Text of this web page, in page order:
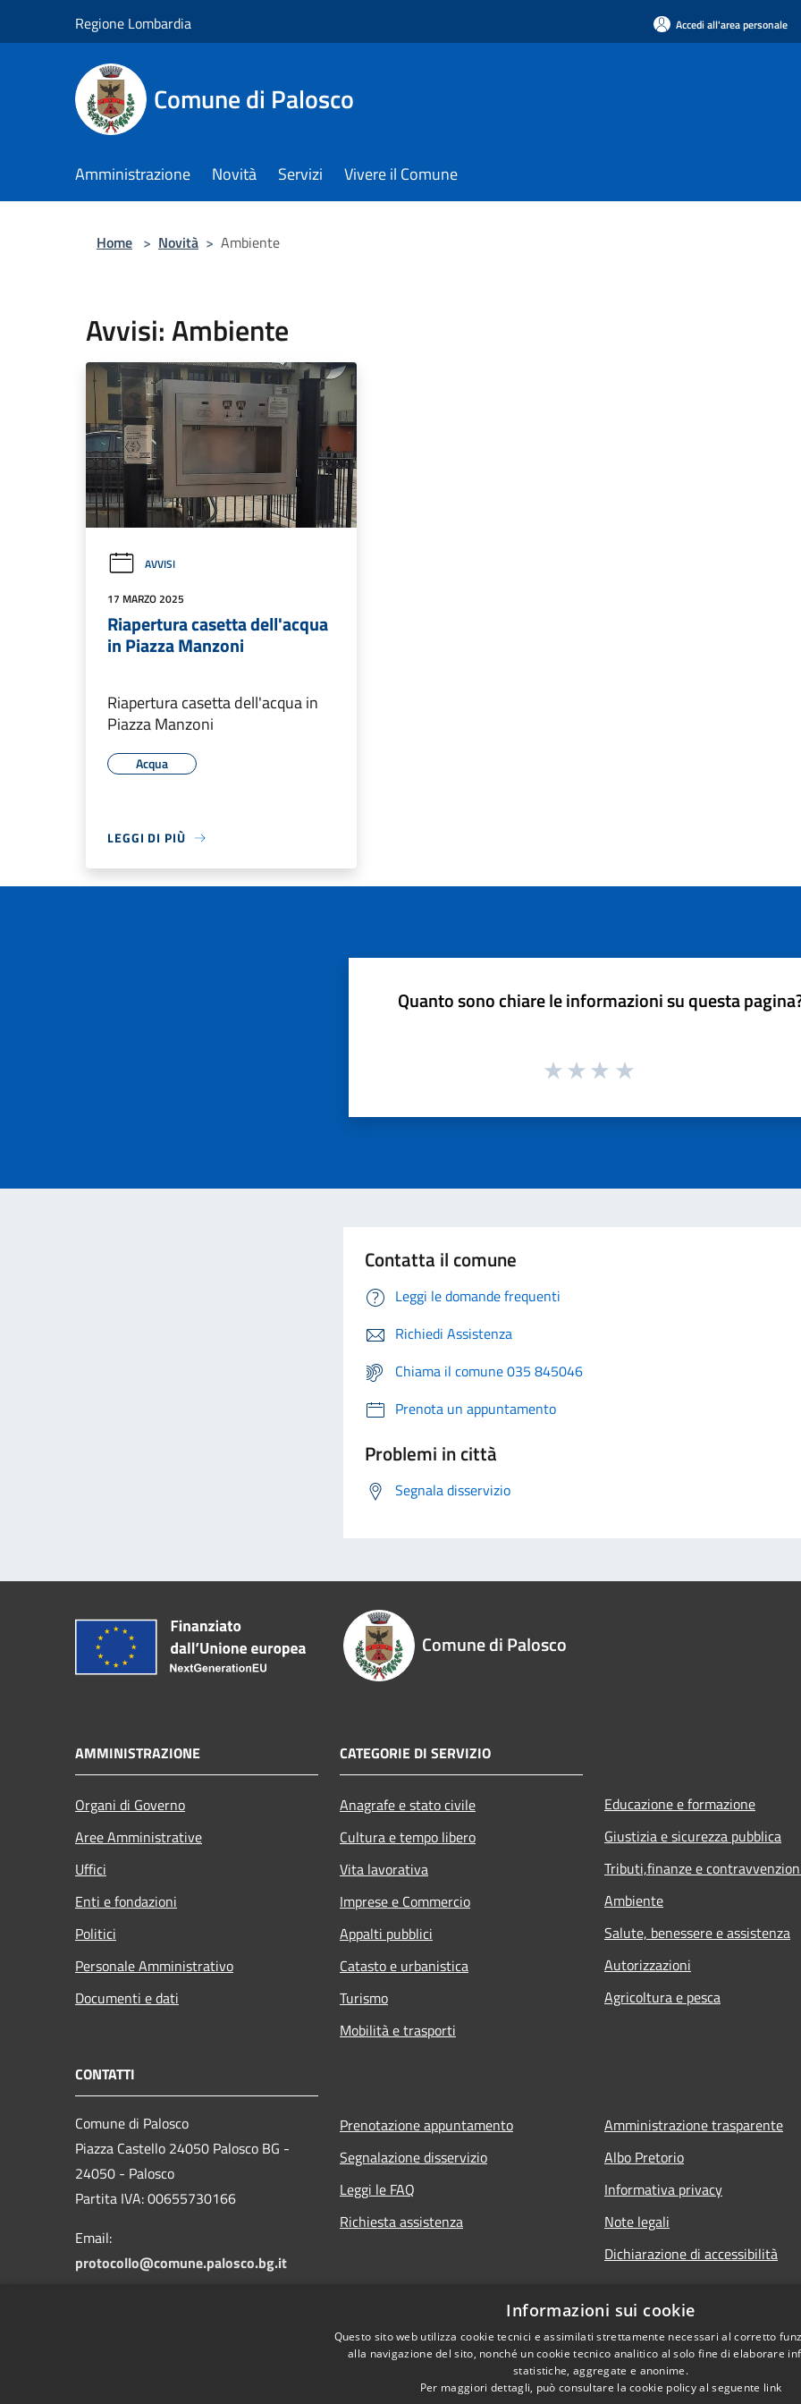
Regione Lombardia Accedi all'area personale
Comune di Palosco
Amministrazione Novità Servizi Vivere il Comune
Home > Novità > Ambiente
Avvisi: Ambiente
AVVISI
17 MARZO 2025
Riapertura casetta dell'acqua
in Piazza Manzoni
Riapertura casetta dell'acqua in
Piazza Manzoni
Acqua
LEGGI DI PIÙ
Quanto sono chiare le informazioni su questa
Contatta il comune
Leggi le domande frequenti
Richiedi Assistenza
Chiama il comune 035 845046
Prenota un appuntamento
Problemi in città
Segnala disservizio
Comune di Palosco
AMMINISTRAZIONE
Organi di Governo
Aree Amministrative
Uffici
Enti e fondazioni
Politici
Personale Amministrativo
Documenti e dati
CATEGORIE DI SERVIZIO
Anagrafe e stato civile
Cultura e tempo libero
Vita lavorativa
Imprese e Commercio
Appalti pubblici
Catasto e urbanistica
Turismo
Mobilità e trasporti
Educazione e formazione
Giustizia e sicurezza pubblica
Tributi,finanze e
Ambiente
Salute, benessere e assistenza
Autorizzazioni
Agricoltura e pesca
CONTATTI
Comune di Palosco
Piazza Castello 24050 Palosco BG -
24050 - Palosco
Partita IVA: 00655730166
Email:
protocollo@comune.palosco.bg.it
Prenotazione appuntamento
Segnalazione disservizio
Leggi le FAQ
Richiesta assistenza
Amministrazione trasparente
Albo Pretorio
Informativa privacy
Note legali
Dichiarazione di accessibilità
Informazioni sui cookie
Questo sito web utilizza cookie tecnici e assimilati strettamente necessari al corretto
alla navigazione del sito, nonché un cookie tecnico analitico al solo fine di elaborare
statistiche, aggregate e anonime.
Per maggiori dettagli, può consultare la cookie policy al seguente link